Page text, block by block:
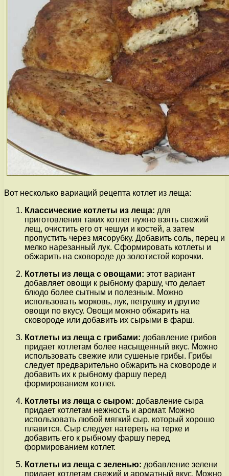
Вот несколько вариаций рецепта котлет из леща:
Классические котлеты из леща: для
приготовления таких котлет нужно взять свежий
лещ, очистить его от чешуи и костей, а затем
пропустить через мясорубку. Добавить соль, перец и
мелко нарезанный лук. Сформировать котлеты и
обжарить на сковороде до золотистой корочки.
Котлеты из леща с овощами: этот вариант
добавляет овощи к рыбному фаршу, что делает
блюдо более сытным и полезным. Можно
использовать морковь, лук, петрушку и другие
овощи по вкусу. Овощи можно обжарить на
сковороде или добавить их сырыми в фарш.
Котлеты из леща с грибами: добавление грибов
придает котлетам более насыщенный вкус. Можно
использовать свежие или сушеные грибы. Грибы
следует предварительно обжарить на сковороде и
добавить их к рыбному фаршу перед
формированием котлет.
Котлеты из леща с сыром: добавление сыра
придает котлетам нежность и аромат. Можно
использовать любой мягкий сыр, который хорошо
плавится. Сыр следует натереть на терке и
добавить его к рыбному фаршу перед
формированием котлет.
Котлеты из леща с зеленью: добавление зелени
придает котлетам свежий и ароматный вкус. Можно